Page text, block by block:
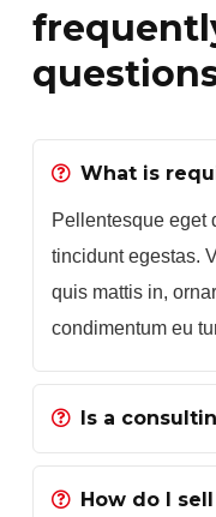
What is
Pellentesque eget
tincidunt egestas.
quis mattis in,
condimentum eu
Is a
How do I